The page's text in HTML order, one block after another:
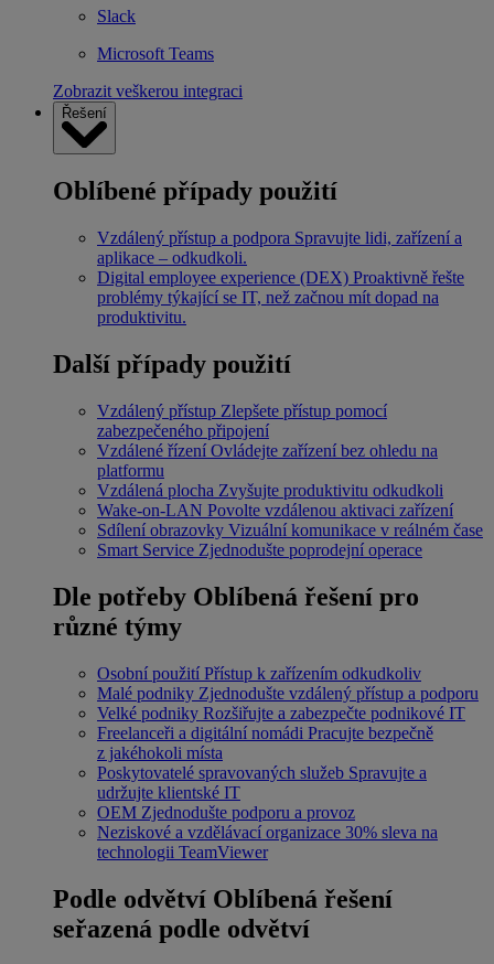
Slack
Microsoft Teams
Zobrazit veškerou integraci
Řešení
Oblíbené případy použití
Vzdálený přístup a podpora Spravujte lidi, zařízení a
aplikace – odkudkoli.
Digital employee experience (DEX) Proaktivně řešte
problémy týkající se IT, než začnou mít dopad na
produktivitu.
Další případy použití
Vzdálený přístup Zlepšete přístup pomocí
zabezpečeného připojení
Vzdálené řízení Ovládejte zařízení bez ohledu na
platformu
Vzdálená plocha Zvyšujte produktivitu odkudkoli
Wake-on-LAN Povolte vzdálenou aktivaci zařízení
Sdílení obrazovky Vizuální komunikace v reálném čase
Smart Service Zjednodušte poprodejní operace
Dle potřeby Oblíbená řešení pro
různé týmy
Osobní použití Přístup k zařízením odkudkoliv
Malé podniky Zjednodušte vzdálený přístup a podporu
Velké podniky Rozšiřujte a zabezpečte podnikové IT
Freelanceři a digitální nomádi Pracujte bezpečně
z jakéhokoli místa
Poskytovatelé spravovaných služeb Spravujte a
udržujte klientské IT
OEM Zjednodušte podporu a provoz
Neziskové a vzdělávací organizace 30% sleva na
technologii TeamViewer
Podle odvětví Oblíbená řešení
seřazená podle odvětví